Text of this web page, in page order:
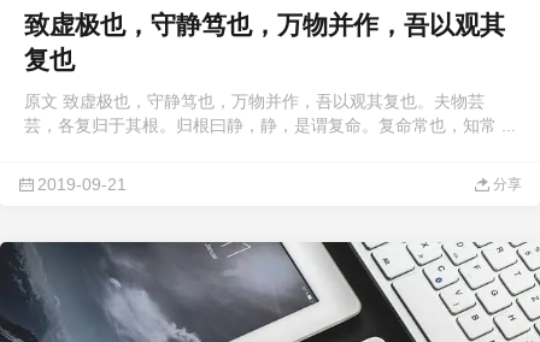
致虚极也，守静笃也，万物并作，吾以观其
复也
原文 致虚极也，守静笃也，万物并作，吾以观其复也。夫物芸
芸，各复归于其根。归根曰静，静，是谓复命。复命常也，知常 ...
2019-09-21 分享